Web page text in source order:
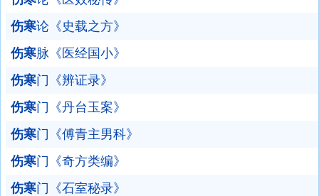
伤寒论《史载之方》
伤寒脉《医经国小》
伤寒门《辨证录》
伤寒门《丹台玉案》
伤寒门《傅青主男科》
伤寒门《奇方类编》
伤寒门《石室秘录》